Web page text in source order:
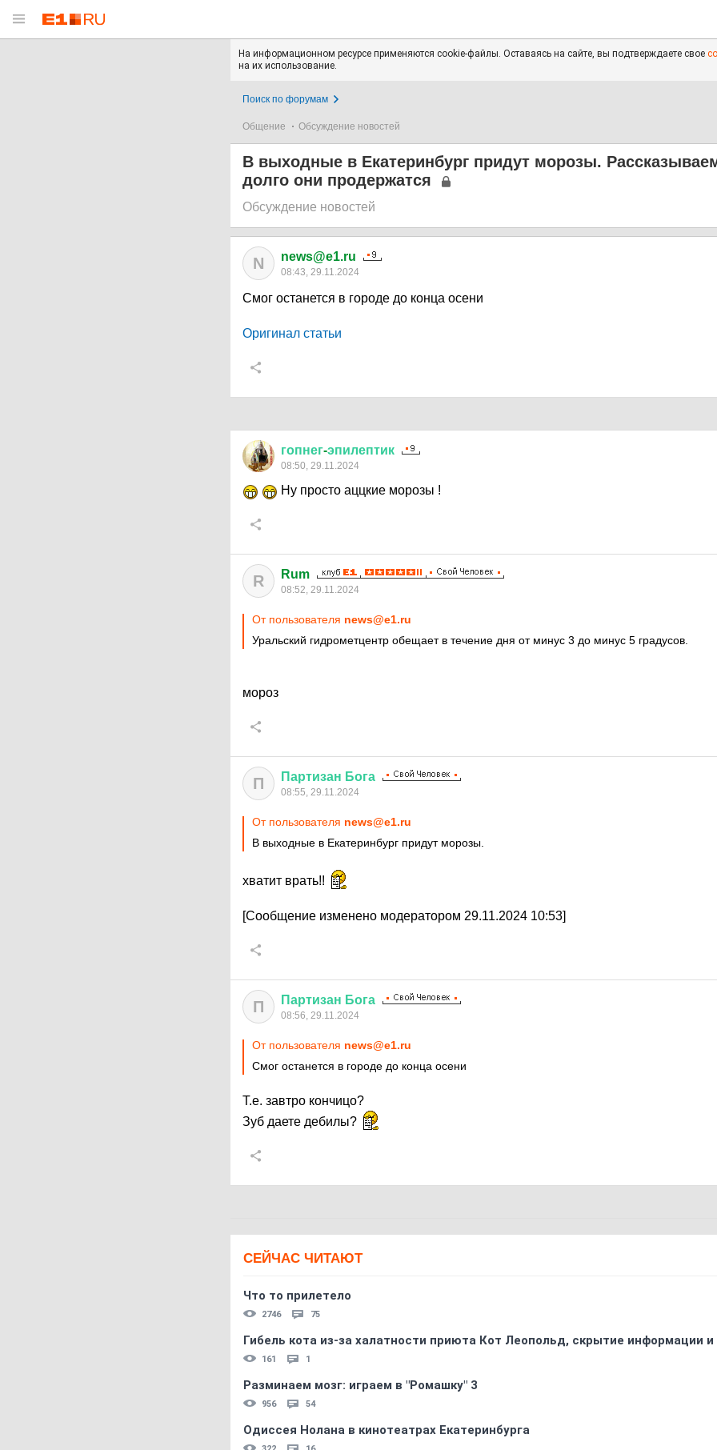
На информационном ресурсе применяются cookie-файлы. Оставаясь на сайте, вы подтверждаете свое
на их использование.
Поиск по форумам
Общение Обсуждение новостей
В выходные в Екатеринбург придут морозы.
долго они продержатся
Обсуждение новостей
N news@e1.ru
08:43, 29.11.2024
Смог останется в городе до конца осени
Оригинал статьи
гопнег-эпилептик
08:50, 29.11.2024
Ну просто аццкие морозы !
R Rum
08:52, 29.11.2024
От пользователя news@e1.ru
Уральский гидрометцентр обещает в течение дня от минус 3 до минус 5 градусов.
мороз
П Партизан Бога
08:55, 29.11.2024
От пользователя news@e1.ru
В выходные в Екатеринбург придут морозы.
хватит врать!!
[Сообщение изменено модератором 29.11.2024 10:53]
П Партизан Бога
08:56, 29.11.2024
От пользователя news@e1.ru
Смог останется в городе до конца осени
Т.е. завтро кончицо?
Зуб даете дебилы?
СЕЙЧАС ЧИТАЮТ
Что то прилетело
2746 75
Гибель кота из-за халатности приюта Кот Леопольд, скрытиe информации
161 1
Разминаем мозг: играем в "Ромашку" 3
956 54
Одиссея Нолана в кинотеатрах Екатеринбурга